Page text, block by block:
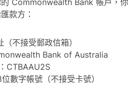
款方：
不接受郵政信箱）
Bank of Australia
CTBAAU2S
數字帳號（不接受卡號）